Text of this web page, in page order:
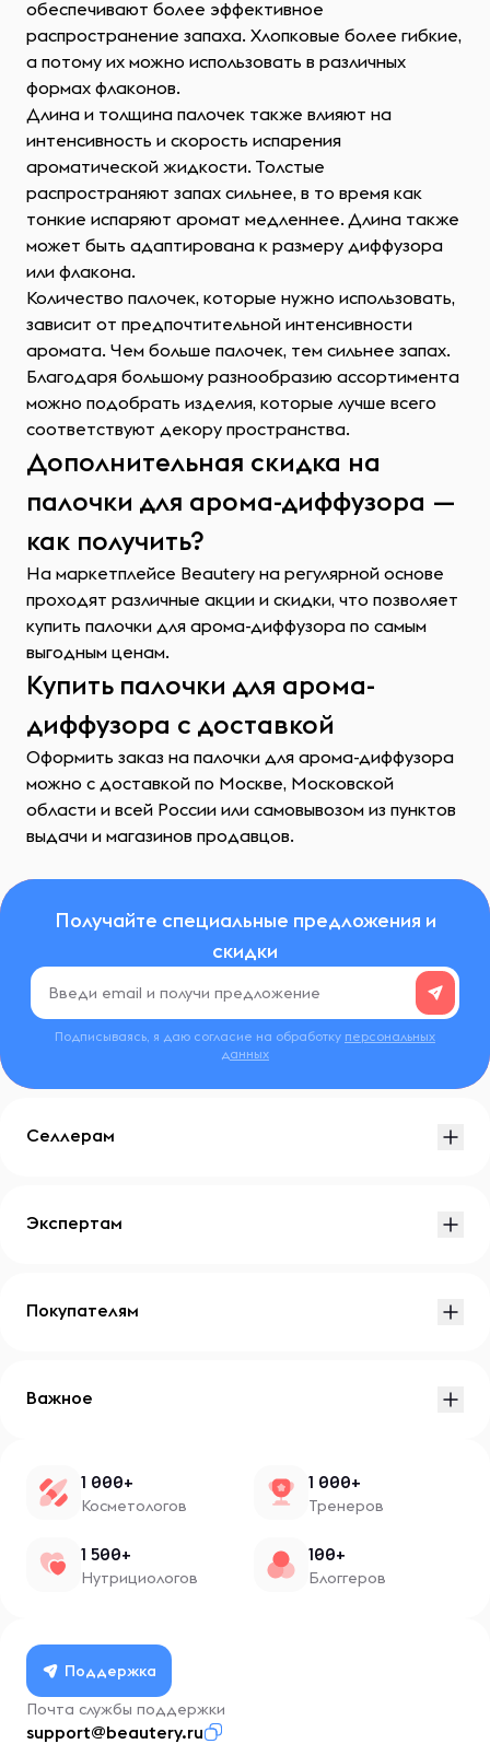
обеспечивают более эффективное
распространение запаха. Хлопковые более гибкие,
а потому их можно использовать в различных
формах флаконов.
Длина и толщина палочек также влияют на
интенсивность и скорость испарения
ароматической жидкости. Толстые
распространяют запах сильнее, в то время как
тонкие испаряют аромат медленнее. Длина также
может быть адаптирована к размеру диффузора
или флакона.
Количество палочек, которые нужно использовать,
зависит от предпочтительной интенсивности
аромата. Чем больше палочек, тем сильнее запах.
Благодаря большому разнообразию ассортимента
можно подобрать изделия, которые лучше всего
соответствуют декору пространства.
Дополнительная скидка на
палочки для арома-диффузора —
как получить?
На маркетплейсе Beautery на регулярной основе
проходят различные акции и скидки, что позволяет
купить палочки для арома-диффузора по самым
выгодным ценам.
Купить палочки для арома-
диффузора с доставкой
Оформить заказ на палочки для арома-диффузора
можно с доставкой по Москве, Московской
области и всей России или самовывозом из пунктов
выдачи и магазинов продавцов.
Получайте специальные предложения и
скидки
Подписываясь, я даю согласие на обработку персональных
данных
Селлерам
Экспертам
Покупателям
Важное
1 000+
Косметологов
1 000+
Тренеров
1 500+
Нутрициологов
100+
Блоггеров
Поддержка
Почта службы поддержки
support@beautery.ru